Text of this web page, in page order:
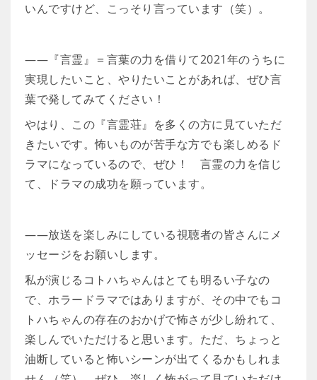
いんですけど、こっそり言っています（笑）。
――『言霊』＝言葉の力を借りて2021年のうちに
実現したいこと、やりたいことがあれば、ぜひ言
葉で発してみてください！
やはり、この『言霊荘』を多くの方に見ていただ
きたいです。怖いものが苦手な方でも楽しめるド
ラマになっているので、ぜひ！ 言霊の力を信じ
て、ドラマの成功を願っています。
――放送を楽しみにしている視聴者の皆さんにメ
ッセージをお願いします。
私が演じるコトハちゃんはとても明るい子なの
で、ホラードラマではありますが、その中でもコ
トハちゃんの存在のおかげで怖さが少し紛れて、
楽しんでいただけると思います。ただ、ちょっと
油断していると怖いシーンが出てくるかもしれま